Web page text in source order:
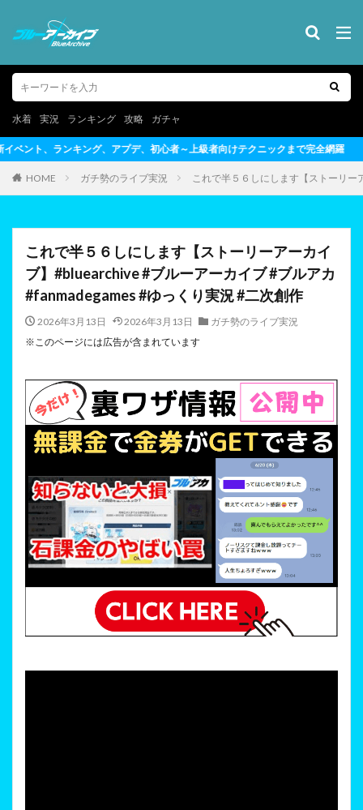
水着 実況 ランキング 攻略 ガチャ
～上級者向けテクニックまで完全網羅
HOME ガチ勢のライブ実況 これで半５６しにします【ストーリ
これで半５６しにします【ストーリーアーカイ
ブ】#bluearchive #ブルーアーカイブ #ブルアカ
#fanmadegames #ゆっくり実況 #二次創作
2026年3月13日 2026年3月13日
ガチ勢のライブ実況
※このページには広告が含まれています